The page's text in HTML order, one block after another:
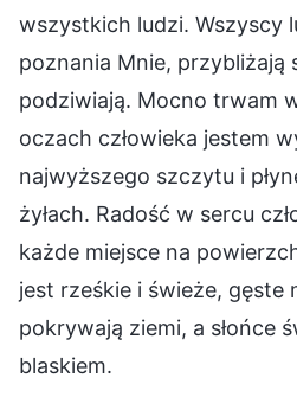
wszystkich ludzi. Wszyscy
poznania Mnie, przybliżają
podziwiają. Mocno trwam
oczach człowieka jestem
najwyższego szczytu i
żyłach. Radość w sercu
każde miejsce na
jest rześkie i świeże, gęste
pokrywają ziemi, a słońce
blaskiem.